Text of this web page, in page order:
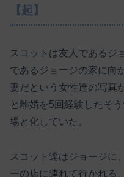
【起】
スコットは友人であるジ
であるジョージの家に向
妻だという女性達の写真
と離婚を5回経験したそ
場と化していた。
スコット達はジョージに
ーの店に連れて行かれる